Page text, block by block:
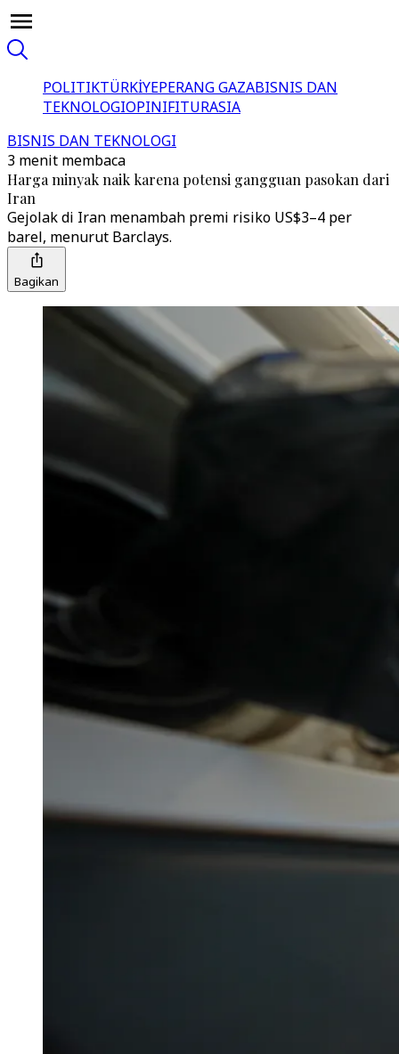
POLITIKTÜRKİYEPERANG GAZABISNIS DAN
TEKNOLOGIOPINIFITURASIA
BISNIS DAN TEKNOLOGI
3 menit membaca
Harga minyak naik karena potensi gangguan pasokan dari
Iran
Gejolak di Iran menambah premi risiko US$3–4 per
barel, menurut Barclays.
Bagikan